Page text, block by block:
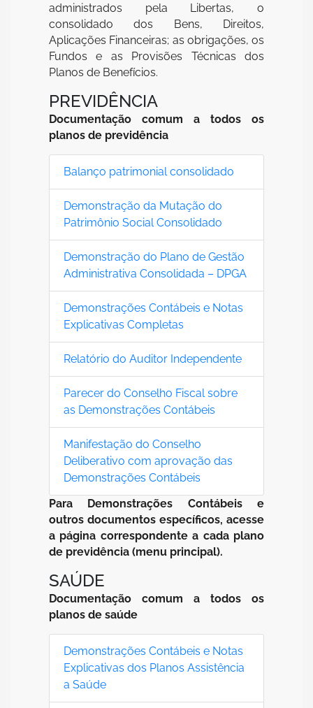
administrados pela Libertas, o
consolidado dos Bens, Direitos,
Aplicações Financeiras; as obrigações, os
Fundos e as Provisões Técnicas dos
Planos de Benefícios.
PREVIDÊNCIA
Documentação comum a todos os
planos de previdência
Balanço patrimonial consolidado
Demonstração da Mutação do
Patrimônio Social Consolidado
Demonstração do Plano de Gestão
Administrativa Consolidada – DPGA
Demonstrações Contábeis e Notas
Explicativas Completas
Relatório do Auditor Independente
Parecer do Conselho Fiscal sobre
as Demonstrações Contábeis
Manifestação do Conselho
Deliberativo com aprovação das
Demonstrações Contábeis
Para Demonstrações Contábeis e
outros documentos específicos, acesse
a página correspondente a cada plano
de previdência (menu principal).
SAÚDE
Documentação comum a todos os
planos de saúde
Demonstrações Contábeis e Notas
Explicativas dos Planos Assistência
a Saúde